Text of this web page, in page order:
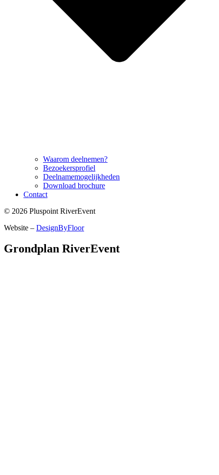
Waarom deelnemen?
Bezoekersprofiel
Deelnamemogelijkheden
Download brochure
Contact
© 2026 Pluspoint RiverEvent
Website – DesignByFloor
Grondplan RiverEvent